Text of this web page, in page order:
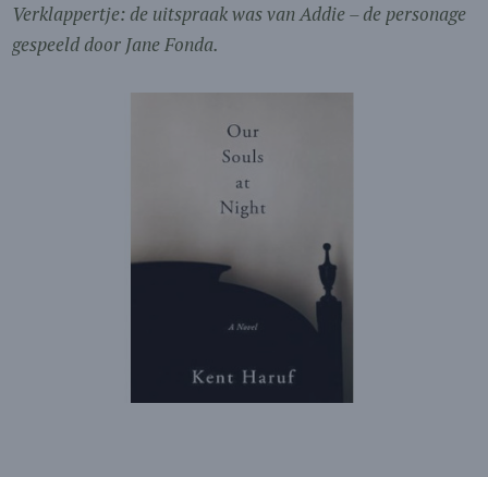
Verklappertje: de uitspraak was van Addie – de personage
gespeeld door Jane Fonda.